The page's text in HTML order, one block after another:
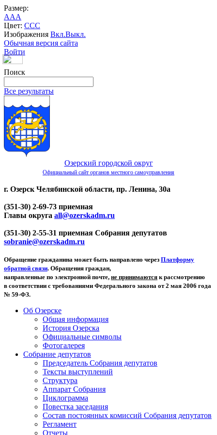
Размер:
AAA
Цвет: CCC
Изображения Вкл.Выкл.
Обычная версия сайта
Войти
Поиск
Все результаты
Озерский городской округ
Официальный сайт органов местного самоуправления
г. Озерск Челябинской области, пр. Ленина, 30а
(351-30) 2-69-73 приемная
Главы округа all@ozerskadm.ru
(351-30) 2-55-31 приемная Собрания депутатов
sobranie@ozerskadm.ru
Обращение гражданина может быть направлено через Платформу
обратной связи. Обращения граждан,
направленные по электронной почте, не принимаются к рассмотрению
в соответствии с требованиями Федерального закона от 2 мая 2006 года
№ 59-ФЗ.
Об Озерске
Общая информация
История Озерска
Официальные символы
Фотогалерея
Собрание депутатов
Председатель Собрания депутатов
Тексты выступлений
Структура
Аппарат Собрания
Циклограмма
Повестка заседания
Состав постоянных комиссий Собрания депутатов
Регламент
Отчеты